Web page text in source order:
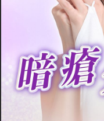
食物、高
等等，
信最後你
康的肌